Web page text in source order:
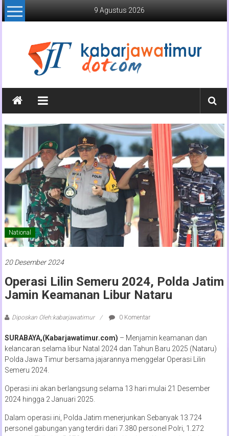
Lompat
ke
9 Agustus 2026
Kabar
Jawa
Timur
Media
Online
Jawa
Timur
National
20 Desember 2024
Operasi Lilin Semeru 2024, Polda Jatim
Jamin Keamanan Libur Nataru
Diposkan Oleh:kabarjawatimur 0 Komentar
SURABAYA,(Kabarjawatimur.com) – Menjamin keamanan dan
kelancaran selama libur Natal 2024 dan Tahun Baru 2025 (Nataru)
Polda Jawa Timur bersama jajarannya menggelar Operasi Lilin
Semeru 2024.
Operasi ini akan berlangsung selama 13 hari mulai 21 Desember
2024 hingga 2 Januari 2025.
Dalam operasi ini, Polda Jatim menerjunkan Sebanyak 13.724
personel gabungan yang terdiri dari 7.380 personel Polri, 1.272